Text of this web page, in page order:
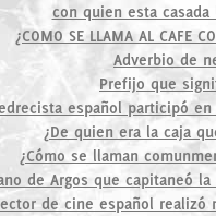
con quien esta casada
¿COMO SE LLAMA AL CAFE
Adverbio de
Prefijo que
español participó
¿De quien era la caja
¿Cómo se llaman
de Argos que capitaneó
de cine español realizó